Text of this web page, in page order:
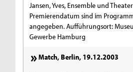
Jansen, Yves, Ensemble und
Premierendatum sind im
angegeben. Aufführungsort:
Gewerbe Hamburg
Match, Berlin, 19.12.2003